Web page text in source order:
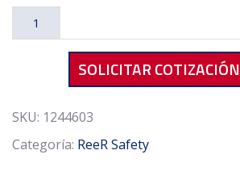
SOLICITAR COTIZACIÓN
SKU: 1244603
Categoría: ReeR Safety